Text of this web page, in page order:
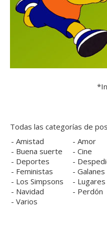
Todas las categorías de
- Amistad - Amor
- Buena suerte - Cine
- Deportes -
- Feministas - Galanes
- Los Simpsons - Lugares
- Navidad - Perdón
- Varios